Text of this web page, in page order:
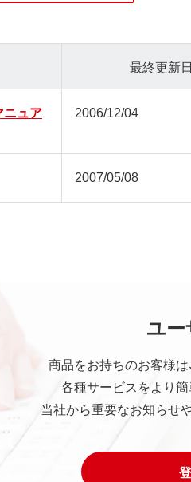
最終更新日
ニュア
2006/12/04
2007/05/08
ユ
商品をお持ちのお客様
各種サービスをより簡
当社から重要なお知らせ